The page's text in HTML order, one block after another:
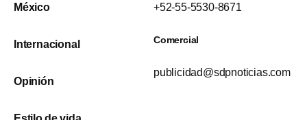
México
Internacional
Opinión
+52-55-5530-8671
Comercial
publicidad@sdpnoticias.com